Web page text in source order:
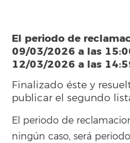
El periodo de
09/03/2026 a las
12/03/2026 a las
Finalizado éste y
publicar el segundo
El periodo de
ningún caso, será